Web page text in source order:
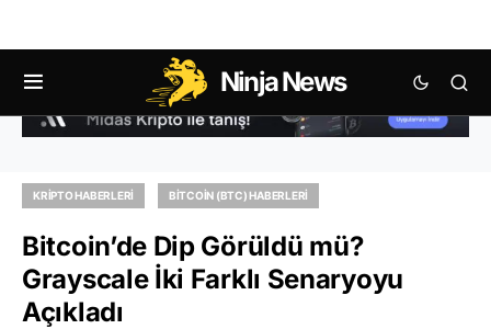
Ninja News
KRIPTO HABERLERI BITCOIN (BTC) HABERLERI
Bitcoin’de Dip Görüldü mü?
Grayscale İki Farklı Senaryoyu
Açıkladı